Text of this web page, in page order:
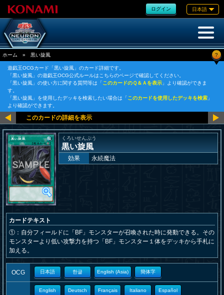
ログイン 日本語
ホーム » 黒い旋風 ?
遊戯王OCGカード「黒い旋風」のカード詳細です。
「黒い旋風」の遊戯王OCG公式ルールはこちらのページで確認してください。
「黒い旋風」の使い方に関する質問等は「このカードのＱ＆Ａを表示 」より確認ができま
す。
「黒い旋風」を使用したデッキを検索したい場合は「このカードを使用したデッキを検索 」
より確認ができます。
くろいせんぷう
黒い旋風
効果 永続魔法
カードテキスト
①：自分フィールドに「BF」モンスターが召喚された時に発動できる。その
モンスターより低い攻撃力を持つ「BF」モンスター１体をデッキから手札に
加える。
OCG 日本語 한글 English (Asia) 簡体字
English Deutsch Français Italiano Español